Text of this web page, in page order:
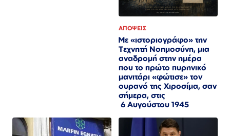
ΑΠΟΨΕΙΣ
Με «ιστοριογράφο» την
Τεχνητή Νοημοσύνη, μια
αναδρομή στην ημέρα
που το πρώτο πυρηνικό
μανιτάρι «φώτισε» τον
ουρανό της Χιροσίμα, σαν
σήμερα, στις
6 Αυγούστου 1945